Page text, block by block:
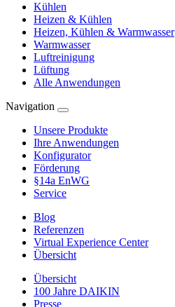
Kühlen
Heizen & Kühlen
Heizen, Kühlen & Warmwasser
Warmwasser
Luftreinigung
Lüftung
Alle Anwendungen
Navigation
Unsere Produkte
Ihre Anwendungen
Konfigurator
Förderung
§14a EnWG
Service
Blog
Referenzen
Virtual Experience Center
Übersicht
Übersicht
100 Jahre DAIKIN
Presse